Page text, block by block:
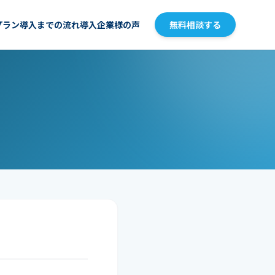
ン導入までの流れ導入企業様の声 無料相談する